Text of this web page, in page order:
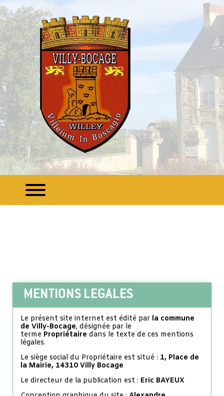
MENTIONS LEGALES
Le présent site internet est édité par la commune
de Villy-Bocage, désignée par le
terme Propriétaire dans le texte de ces mentions
légales.
Le siège social du Propriétaire est situé : 1, Place de
la Mairie, 14310 Villy Bocage
Le directeur de la publication est : Eric BAYEUX